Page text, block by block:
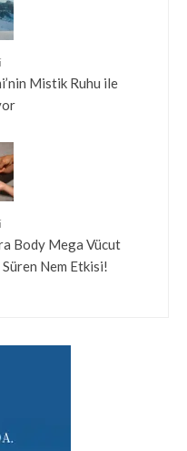
Mistik Ruhu ile
Body Mega Vücut
Nem Etkisi!